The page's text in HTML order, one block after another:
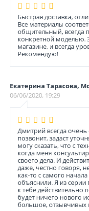
Быстрая доставка,
Все материалы
общительный, всегда
конкретной моделью.
магазине, и всегда
Рекомендую!
Екатерина Тарасова,
06/06/2020, 19:29
Дмитрий всегда очень
позвонит, задаст
могу сказать, что с
когда меня
своего дела. И
даже, честно говоря,
как-то с самого
объяснили. Я из серии
к тебе действительно
будет ничего нового
большое, отзывчивых